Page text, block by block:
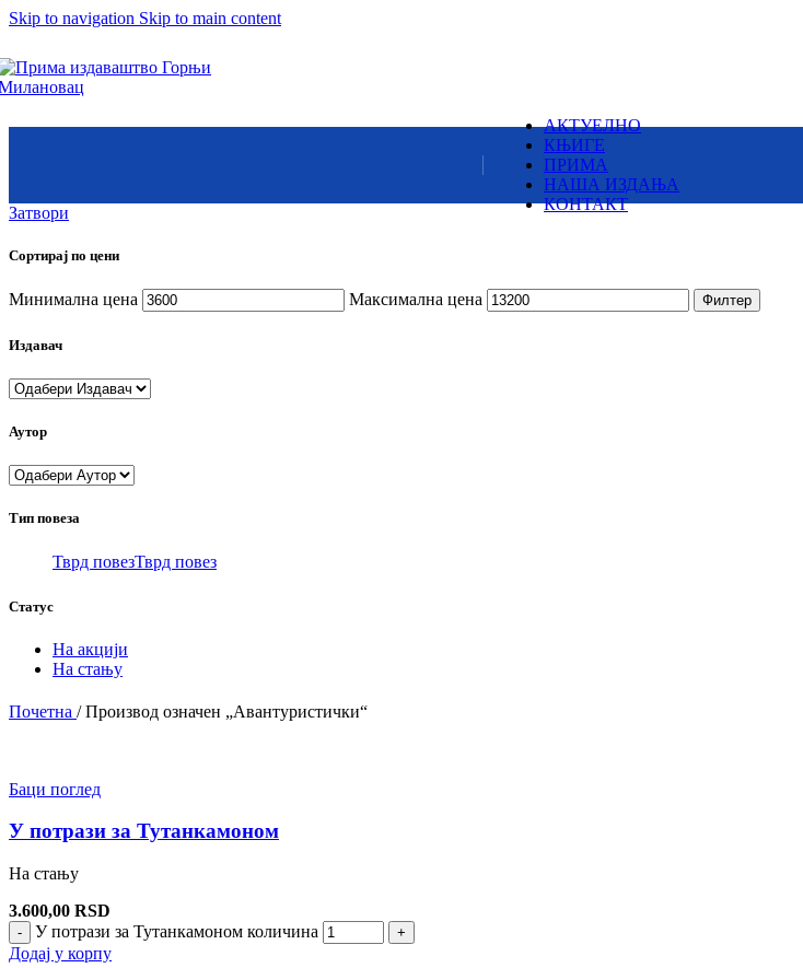
Skip to navigation Skip to main content
Издаваштво: Милутина Тодоровића Жице ББ, Горњи Милановац
Змајеви су снажни,
одважни,
али и страшни демони,
Вилинске
и натприродне
је језгро
ових бајки
јоргована
АКТУЕЛНО
КЊИГЕ
ПРИМА
НАША ИЗДАЊА
КОНТАКТ
Затвори
Сортирај по цени
Минимална цена Максимална цена Филтер
Издавач
Аутор
Тип повеза
Тврд повезТврд повез
Статус
На акцији
На стању
Почетна / Производ oзначен „Авантуристички“
Баци поглед
У потрази за Тутанкамоном
На стању
3.600,00 RSD
- У потрази за Тутанкамоном количина +
Додај у корпу